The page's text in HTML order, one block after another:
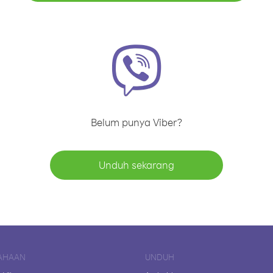
Belum punya Viber?
Unduh sekarang
UNDUH